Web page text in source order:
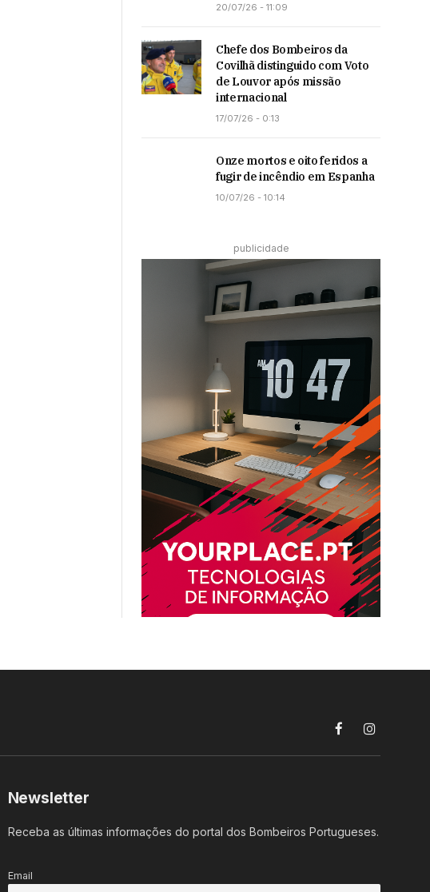
20/07/26 - 11:09
Chefe dos Bombeiros da
Covilhã distinguido com Voto
de Louvor após missão
internacional
17/07/26 - 0:13
Onze mortos e oito feridos a
fugir de incêndio em Espanha
10/07/26 - 10:14
publicidade
FacebookInstagram
Newsletter
Receba as últimas informações do portal dos Bombeiros Portugueses.
Email